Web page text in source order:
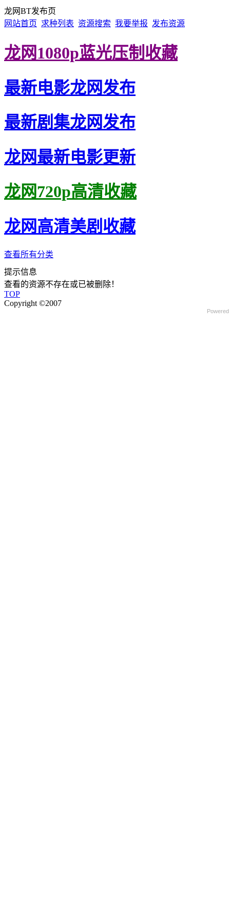
龙网BT发布页
网站首页 求种列表 资源搜索 我要举报 发布资源
龙网1080p蓝光压制收藏
最新电影龙网发布
最新剧集龙网发布
龙网最新电影更新
龙网720p高清收藏
龙网高清美剧收藏
查看所有分类
提示信息
查看的资源不存在或已被删除！
TOP
Copyright ©2007